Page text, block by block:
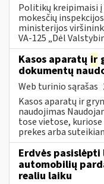
Politikų kreipimaisi į
mokesčių
ministerijos
VA-125 „Dėl
Kasos aparatų ir
dokumentų
Web turinio sąrašas
Kasos aparatų ir
naudojimas
tose vietose,
prekes arba
Erdvės
automobilių
realiu laiku